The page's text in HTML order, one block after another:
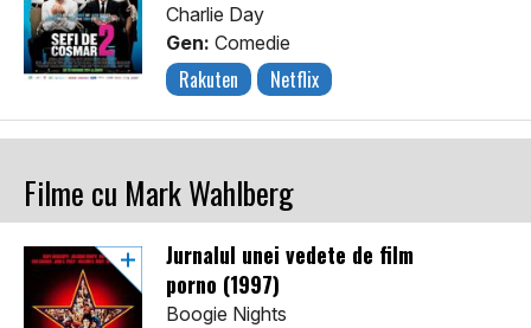
Charlie Day
Gen: Comedie
Rakuten Netflix
Filme cu Mark Wahlberg
Jurnalul unei vedete de film
porno (1997)
Boogie Nights